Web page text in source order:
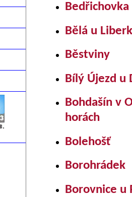
Bedřichovka
Bělá u
Běstviny
Bílý Újezd u
Bohdašín v
horách
Bolehošť
Borohrádek
Borovnice u